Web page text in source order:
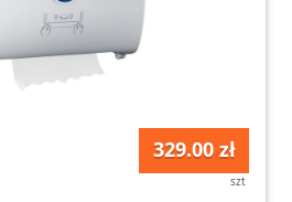
329.00 zł
szt